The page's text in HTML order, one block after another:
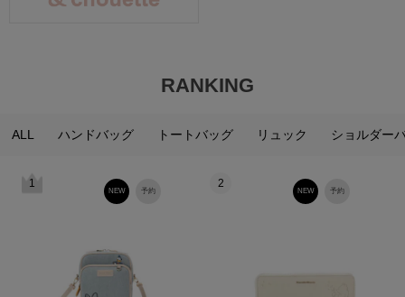
RANKING
ALL ハンドバッグ トートバッグ リュック ショルダー
1
予約
NEW
2
予約
NEW